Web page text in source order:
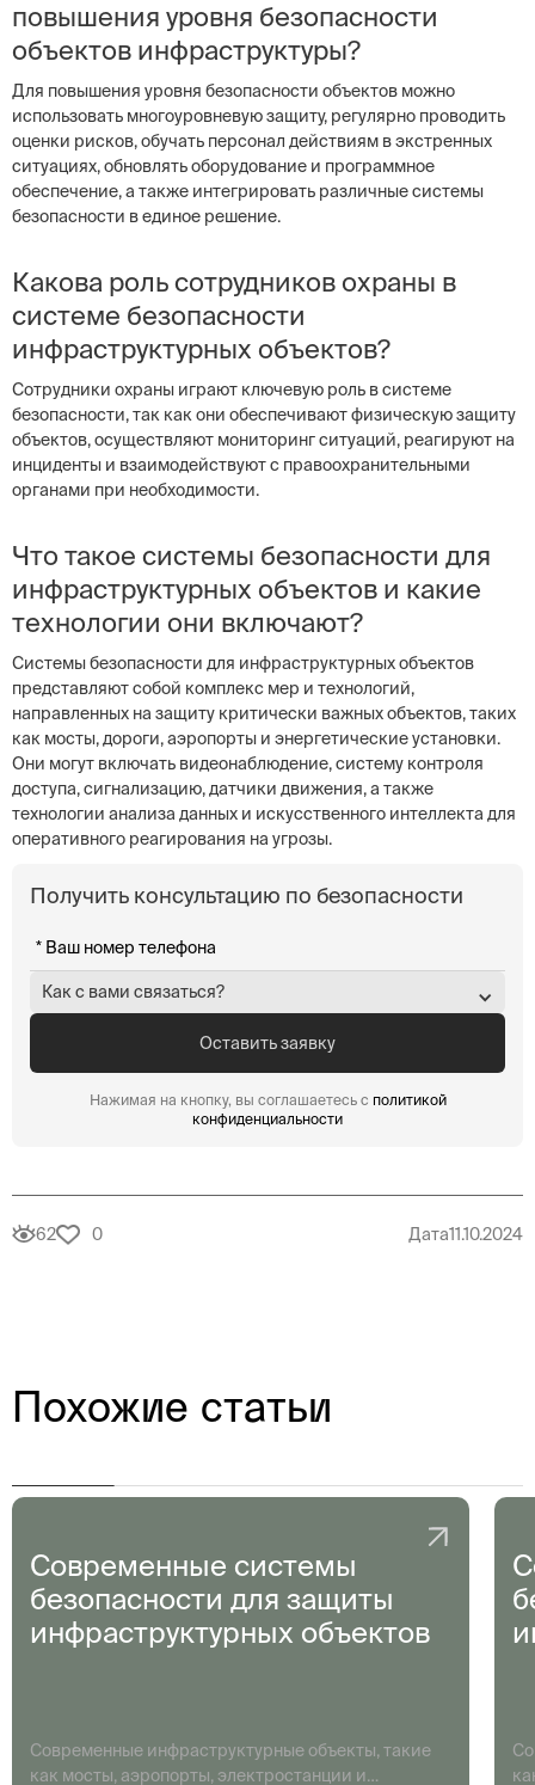
повышения уровня безопасности
объектов инфраструктуры?
Для повышения уровня безопасности объектов можно
использовать многоуровневую защиту, регулярно проводить
оценки рисков, обучать персонал действиям в экстренных
ситуациях, обновлять оборудование и программное
обеспечение, а также интегрировать различные системы
безопасности в единое решение.
Какова роль сотрудников охраны в
системе безопасности
инфраструктурных объектов?
Сотрудники охраны играют ключевую роль в системе
безопасности, так как они обеспечивают физическую защиту
объектов, осуществляют мониторинг ситуаций, реагируют на
инциденты и взаимодействуют с правоохранительными
органами при необходимости.
Что такое системы безопасности для
инфраструктурных объектов и какие
технологии они включают?
Системы безопасности для инфраструктурных объектов
представляют собой комплекс мер и технологий,
направленных на защиту критически важных объектов, таких
как мосты, дороги, аэропорты и энергетические установки.
Они могут включать видеонаблюдение, систему контроля
доступа, сигнализацию, датчики движения, а также
технологии анализа данных и искусственного интеллекта для
оперативного реагирования на угрозы.
Получить консультацию по безопасности
Как с вами связаться?
Нажимая на кнопку, вы соглашаетесь с политикой
конфиденциальности
62 0 Дата11.10.2024
Похожие статьи
Современные системы
безопасности для защиты
инфраструктурных объектов
Современные инфраструктурные объекты, такие
как мосты, аэропорты, электростанции и